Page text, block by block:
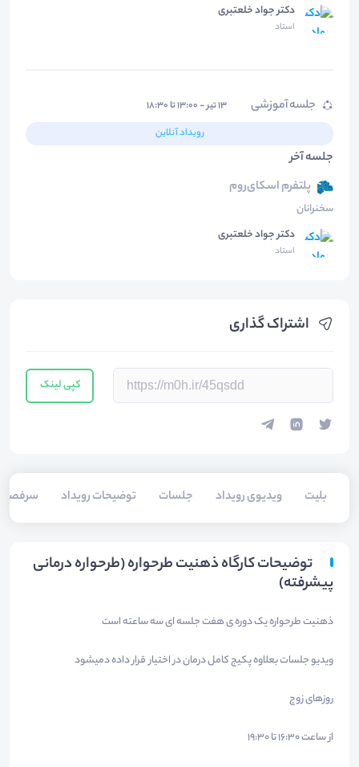
اشتراک گذاری
کپی لینک
بلیت‌ ویدیوی رویداد جلسات توضیحات رویداد سرفصل
دکتر جواد خلعتبری
استاد
جلسه آموزشی
۱۳ تیر - ۱۳:۰۰ تا ۱۸:۳۰
رویداد آنلاین
جلسه آخر
پلتفرم اسکای‌روم
سخنرانان
دکتر جواد خلعتبری
استاد
توضیحات کارگاه ذهنیت طرحواره (طرحواره درمانی
پیشرفته)
ذهنیت طرحواره یک دوره ی هفت جلسه ای سه ساعته است
ویدیو جلسات بعلاوه پکیج کامل درمان در اختیار قرار داده دمیشود
روزهای زوج
از ساعت 16:30 تا 19:30